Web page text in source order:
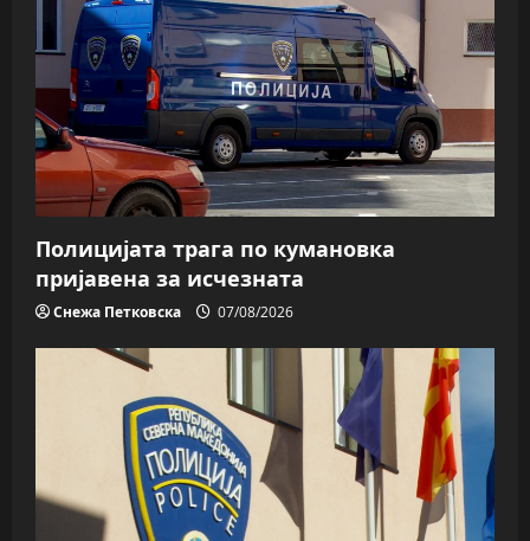
Полицијата трага пo кумановка
пријавена за исчезната
Снежа Петковска 07/08/2026